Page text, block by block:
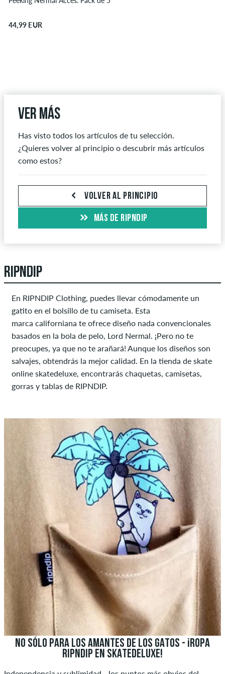
44,99 EUR
Ver más
Has visto todos los artículos de tu selección.
¿Quieres volver al principio o descubrir más artículos
como estos?
VOLVER AL PRINCIPIO
MÁS DE RIPNDIP
RIPNDIP
En RIPNDIP Clothing, puedes llevar cómodamente un
gatito en el bolsillo de tu camiseta. Esta
marca californiana te ofrece diseño nada convencionales
basados en la bola de pelo, Lord Nermal. ¡Pero no te
preocupes, ya que no te arañará! Aunque los diseños son
salvajes, obtendrás la mejor calidad. En la tienda de skate
online skatedeluxe, encontrarás chaquetas, camisetas,
gorras y tablas de RIPNDIP.
NO SÓLO PARA LOS AMANTES DE LOS GATOS - ¡ROPA
RIPNDIP EN SKATEDELUXE!